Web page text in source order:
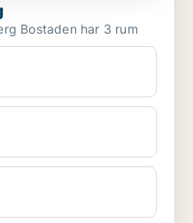
Lägenhet att hyra i Falkenberg Bostaden har 3 rum